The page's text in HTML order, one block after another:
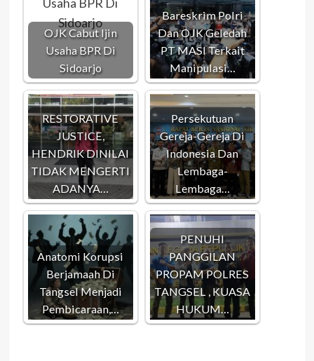
OJK Cabut Ijin
Usaha BPR Di
Sidoarjo
Bareskrim Polri
Dan OJK Geledah
PT MASI Terkait
Manipulasi…
RESTORATIVE
JUSTICE,
HENDRIK DINILAI
TIDAK MENGERTI
ADANYA…
Persekutuan
Gereja-Gereja Di
Indonesia Dan
Lembaga-
Lembaga…
Anatomi Korupsi
Berjamaah Di
Tangsel Menjadi
Pembicaraan,…
PENUHI
PANGGILAN
PROPAM POLRES
TANGSEL , KUASA
HUKUM…